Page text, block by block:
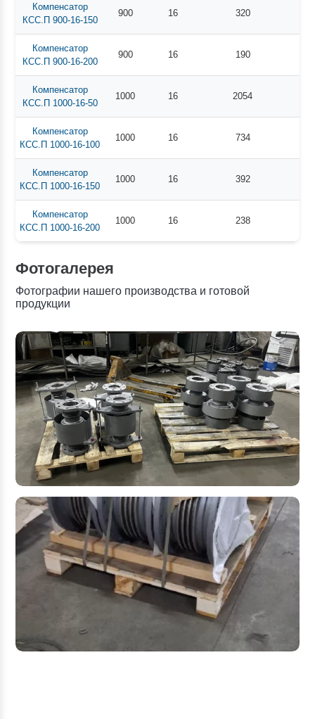
Компенсатор
КСС.П 900-16-150
900 16 320
Компенсатор
КСС.П 900-16-200
900 16 190
Компенсатор
КСС.П 1000-16-50
1000 16 2054
Компенсатор
КСС.П 1000-16-100
1000 16 734
Компенсатор
КСС.П 1000-16-150
1000 16 392
Компенсатор
КСС.П 1000-16-200
1000 16 238
Фотогалерея
Фотографии нашего производства и готовой
продукции